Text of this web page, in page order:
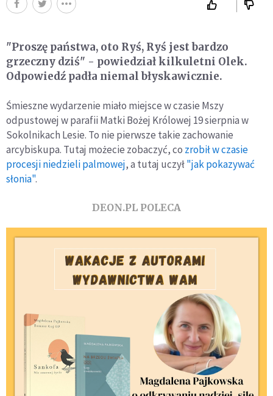
"Proszę państwa, oto Ryś, Ryś jest bardzo
grzeczny dziś" - powiedział kilkuletni Olek.
Odpowiedź padła niemal błyskawicznie.
Śmieszne wydarzenie miało miejsce w czasie Mszy
odpustowej w parafii Matki Bożej Królowej 19 sierpnia w
Sokolnikach Lesie. To nie pierwsze takie zachowanie
arcybiskupa. Tutaj możecie zobaczyć, co zrobił w czasie
procesji niedzieli palmowej, a tutaj uczył"jak pokazywać
słonia".
DEON.PL POLECA